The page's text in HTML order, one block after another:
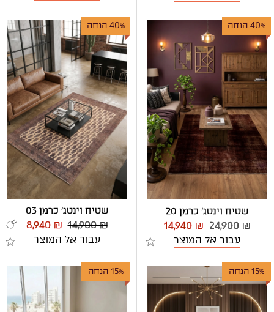
40% הנחה
שטיח וינטג' כרמן 20
24,900 ₪
14,940 ₪
עבור אל המוצר
40% הנחה
שטיח וינטג' כרמן 03
14,900 ₪
8,940 ₪
עבור אל המוצר
15% הנחה 15% הנחה